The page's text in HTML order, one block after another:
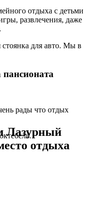
отдыха с детьми
развлечения, даже
стоянка для авто. Мы в
рады что отдых
Лазурный
отдыха